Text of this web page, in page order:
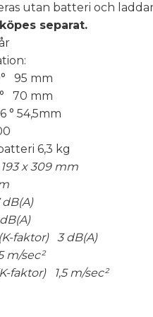
utan batteri och
köpes separat.
95 mm
70 mm
° 54,5mm
6,3 kg
x 309 mm
faktor) 3 dB(A)
m/sec²
faktor) 1,5 m/sec²